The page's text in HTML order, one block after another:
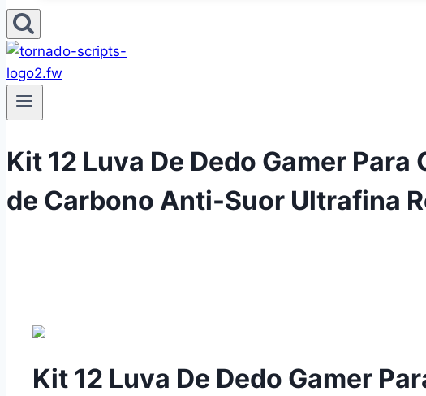
Kit 12 Luva De Dedo Gamer
de Carbono Anti-Suor Ultrafina
Kit 12 Luva De Dedo Gamer